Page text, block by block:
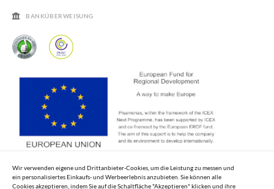
HÄUFIGKEIT DER BEANTWORTUNG VON FRAGEN
BANKÜBERWEISUNG
Wir verwenden eigene und Drittanbieter-Cookies, um die Leistung zu messen und
ein personalisiertes Einkaufs- und Werbeerlebnis anzubieten. Sie können alle
Cookies akzeptieren, indem Sie auf die Schaltfläche "Akzeptieren" klicken und ihre